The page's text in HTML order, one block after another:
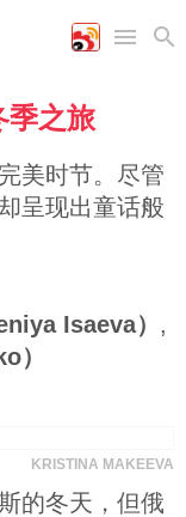
季之旅
美时节。尽管
呈现出童话般
Isaeva） ,
）
KRISTINA MAKEEVA
的冬天，但俄